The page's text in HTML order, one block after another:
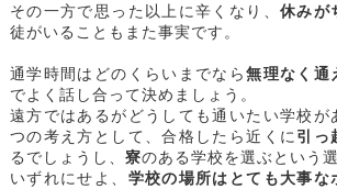
その一方で思った以上に辛くなり、 休みが
徒がいることもまた事実です。
通学時間はどのくらいまでなら無理なく通
でよく話し合って決めましょう。
遠方ではあるがどうしても通いたい学校が
つの考え方として、合格したら近くに 引っ
るでしょうし、 寮のある学校を選ぶという
いずれにせよ、 学校の場所はとても大事な